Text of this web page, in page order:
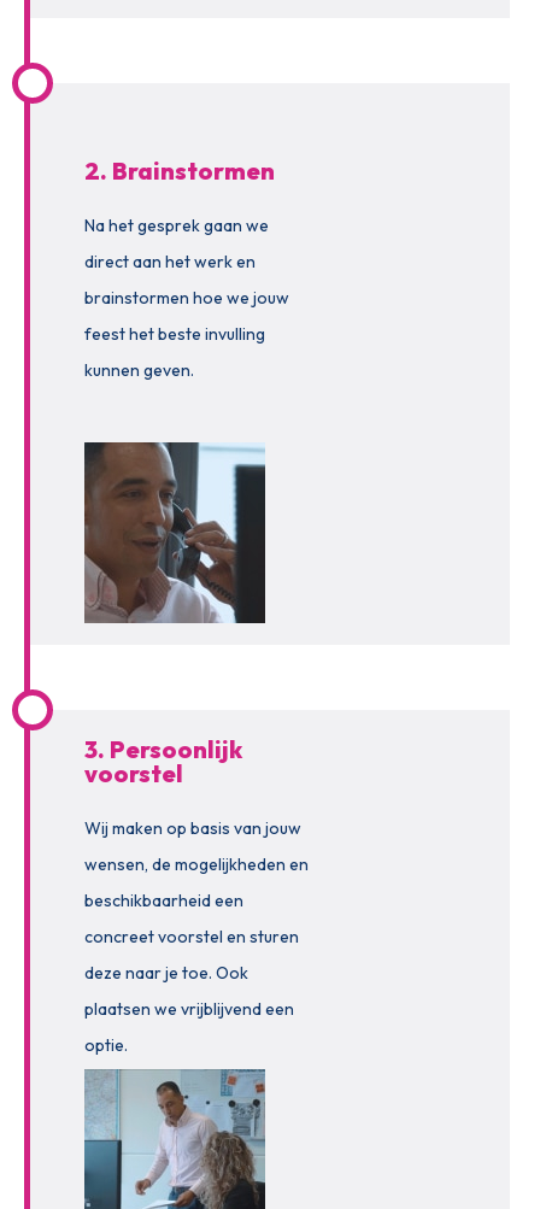
2. Brainstormen
Na het gesprek gaan we
direct aan het werk en
brainstormen hoe we jouw
feest het beste invulling
kunnen geven.
3. Persoonlijk
voorstel
Wij maken op basis van jouw
wensen, de mogelijkheden en
beschikbaarheid een
concreet voorstel en sturen
deze naar je toe. Ook
plaatsen we vrijblijvend een
optie.